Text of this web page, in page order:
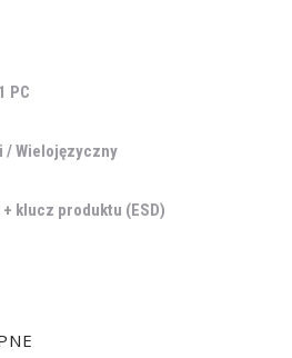
PC
/ Wielojęzyczny
klucz produktu (ESD)